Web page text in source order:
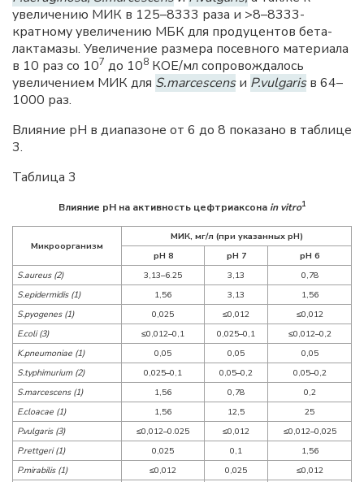
увеличению MИК в 125–8333 раза и >8–8333-
кратному увеличению MБК для продуцентов бета-
лактамазы. Увеличение размера посевного материала
в 10 раз со 107 до 108 КОЕ/мл сопровождалось
увеличением MИК для S.marcescensи P.vulgarisв 64–
1000 раз.
Влияние рН в диапазоне от 6 до 8 показано в таблице
3.
Таблица 3
Влияние рН на активность цефтриаксона in vitro1
Микроорганизм
MИК, мг/л (при указанных рН)
pН 8
рН 7
рН 6
S.aureus (2)
3,13–6.25 3,13
0,78
S.epidermidis (1)
1,56 3,13
1,56
S.pyogenes (1)
0,025 ≤0,012
≤0,012
E.coli (3)
≤0,012–0,1 0,025–0,1
≤0,012–0,2
K.pneumoniae (1)
0,05 0,05
0,05
S.typhimurium (2)
0,025–0,1 0,05–0,2
0,05–0,2
S.marcescens (1)
1,56 0,78
0,2
E.cloacae (1)
1,56 12,5
25
P.vulgaris (3)
≤0,012–0.025 ≤0,012
≤0,012–0,025
P.rettgeri (1)
0,025 0,1
1,56
P.mirabilis (1)
≤0,012 0,025
≤0,012